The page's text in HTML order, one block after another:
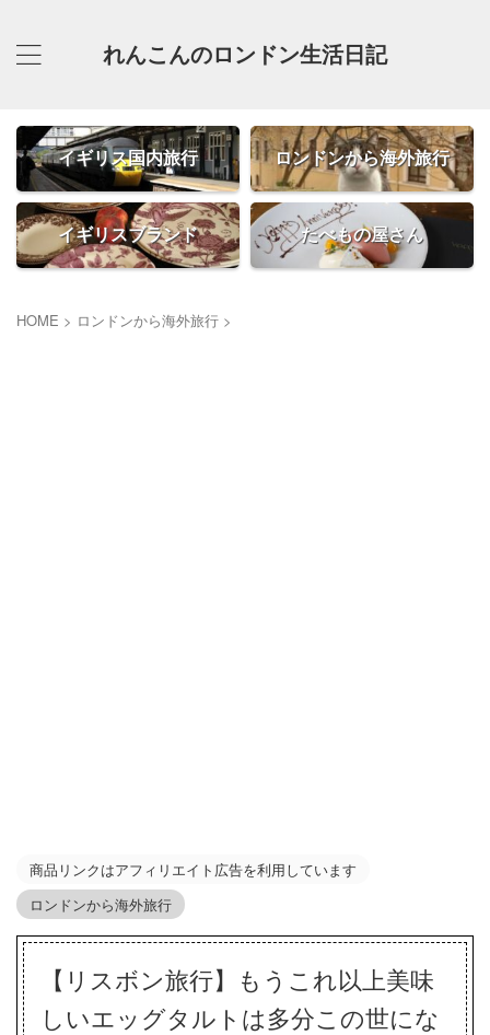
れんこんのロンドン生活日記
イギリス国内旅行 ロンドンから海外旅行
イギリスブランド たべもの屋さん
HOME > ロンドンから海外旅行 >
商品リンクはアフィリエイト広告を利用しています
ロンドンから海外旅行
【リスボン旅行】もうこれ以上美味
しいエッグタルトは多分この世にな